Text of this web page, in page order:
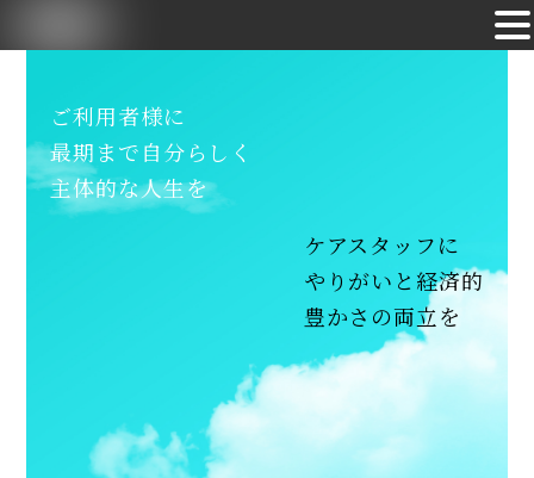
content
ご利用者様に
最期まで自分らしく
主体的な人生を
ケアスタッフに
やりがいと経済的
豊かさの両立を